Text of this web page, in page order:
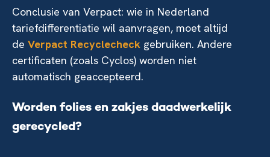
Conclusie van Verpact: wie in Nederland
tariefdifferentiatie wil aanvragen, moet altijd
de Verpact Recyclecheck gebruiken. Andere
certificaten (zoals Cyclos) worden niet
automatisch geaccepteerd.
Worden folies en zakjes daadwerkelijk
gerecycled?